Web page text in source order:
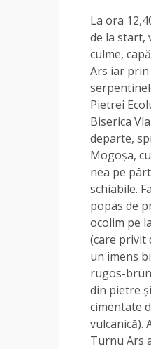
La ora
de la start,
culme,
Ars iar
Pietrei
Biserica
departe,
Mogoșa,
nea pe
schiabile.
popas de
ocolim pe
(care privit
un imens
rugos-
din pietre
cimentate
vulcanică).
Turnu Ars